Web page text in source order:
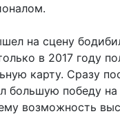
на сцену
в 2017 году
карту. Сразу
большую победу на
возможность